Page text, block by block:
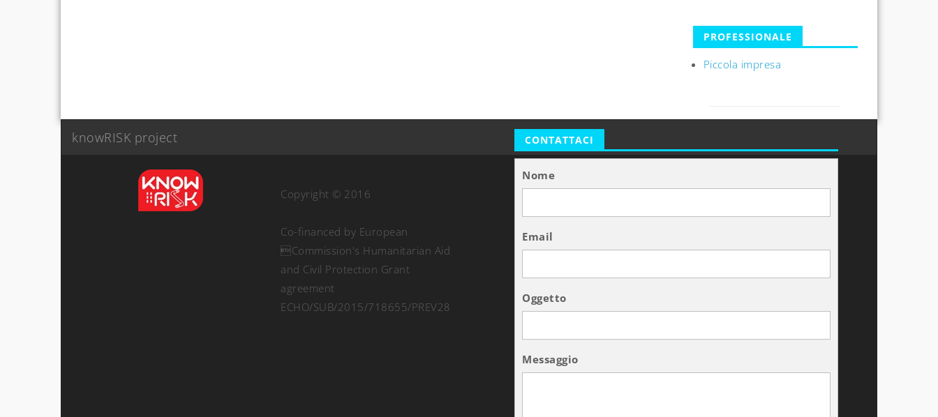
PROFESSIONALE
Piccola impresa
knowRISK project
Copyright © 2016
Co-financed by European
Commission's Humanitarian Aid
and Civil Protection Grant
agreement
ECHO/SUB/2015/718655/PREV28
CONTATTACI
Nome
Email
Oggetto
Messaggio